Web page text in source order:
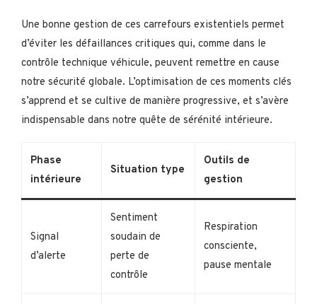
Une bonne gestion de ces carrefours existentiels permet
d’éviter les défaillances critiques qui, comme dans le
contrôle technique véhicule, peuvent remettre en cause
notre sécurité globale. L’optimisation de ces moments clés
s’apprend et se cultive de manière progressive, et s’avère
indispensable dans notre quête de sérénité intérieure.
Phase
intérieure
Situation type
Outils de
gestion
Signal
d’alerte
Sentiment
soudain de
perte de
contrôle
Respiration
consciente,
pause mentale